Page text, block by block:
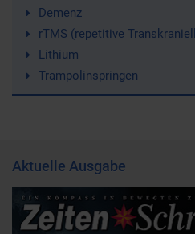
Demenz
rTMS (repetitive
Lithium
Trampolinspringen
Aktuelle Ausgabe